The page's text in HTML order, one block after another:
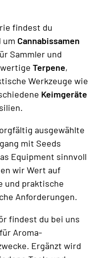
findest du
um Cannabissamen
Sammler und
Terpene,
Werkzeuge wie
Keimgeräte
ausgewählte
mit Seeds
Equipment sinnvoll
wir Wert auf
und praktische
Anforderungen.
findest du bei uns
für Aroma-
Ergänzt wird